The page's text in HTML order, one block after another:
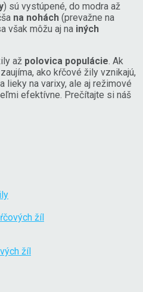
) sú vystúpené, do modra až
na nohách (prevažne na
však môžu aj na iných
až polovica populácie. Ak
ako kŕčové žily vznikajú,
a lieky na varixy, ale aj režimové
efektívne. Prečítajte si náš
žíl
žíl